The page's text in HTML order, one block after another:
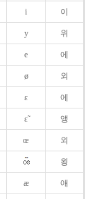
i 이
y 위
e 에
ø 외
ɛ 에
ɛ̃ 앵
œ 외
욍
æ 애